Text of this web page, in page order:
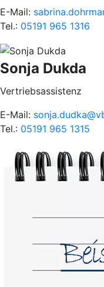
E-Mail:
Tel.: 05191 965 1316
Sonja Dukda
Vertriebsassistenz
E-Mail:
Tel.: 05191 965 1315